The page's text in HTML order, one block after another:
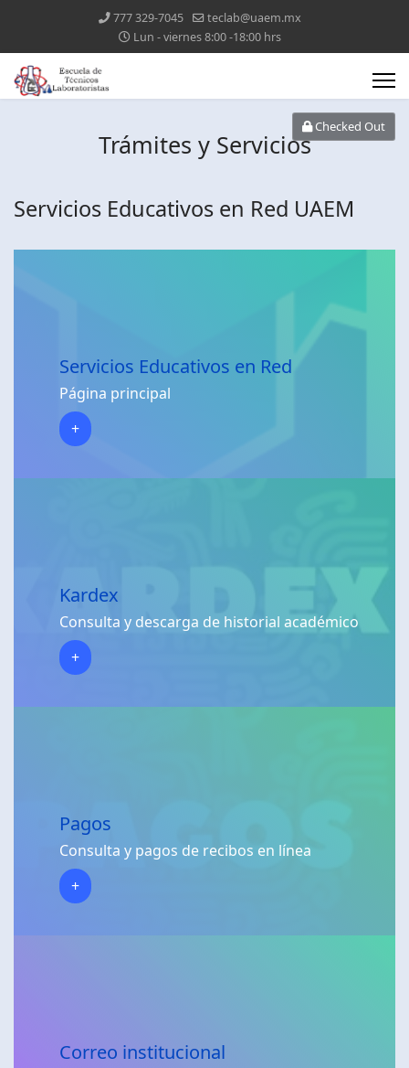
777 329-7045
teclab@uaem.mx
Lun - viernes 8:00 -18:00 hrs
Trámites y Servicios
Servicios Educativos en Red UAEM
Servicios Educativos en Red
Página principal
+
Kardex
Consulta y descarga de historial académico
+
Pagos
Consulta y pagos de recibos en línea
+
Correo institucional
Checked Out